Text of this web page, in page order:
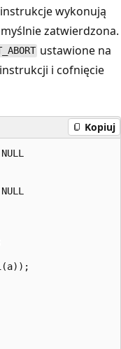
wykonują
zatwierdzona.
ustawione na
i cofnięcie
Kopiuj